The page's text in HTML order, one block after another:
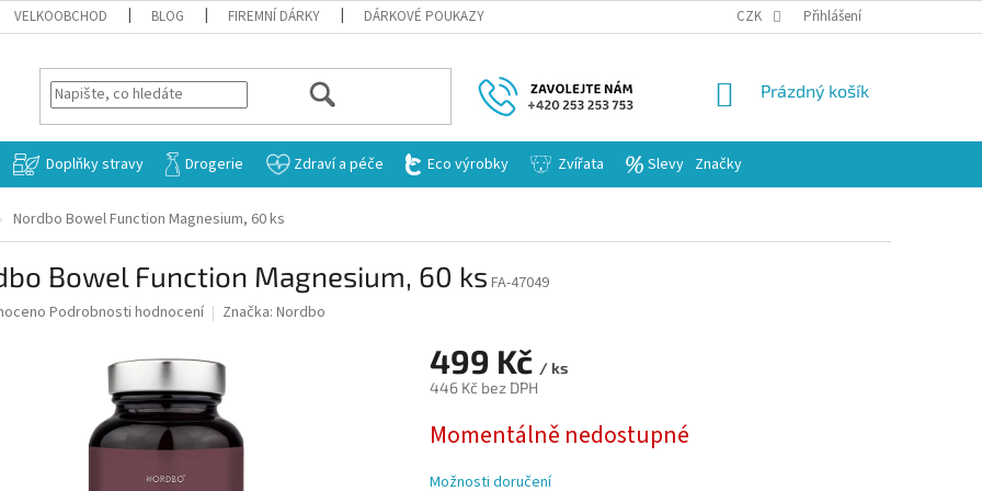
VELKOOBCHOD BLOG FIREMNÍ DÁRKY DÁRKOVÉ POUKAZY CZK Přihlášení
HLEDAT
NÁKUPNÍ
Prázdný košík
Doplňky stravy Drogerie Zdraví a péče Eco výrobky Zvířata Slevy Značky
Nordbo Bowel Function Magnesium, 60 ks
Bowel Function Magnesium, 60 ks FA-47049
Podrobnosti hodnocení Značka: Nordbo
499 Kč / ks
446 Kč bez DPH
cena:
Momentálně nedostupné
Možnosti doručení